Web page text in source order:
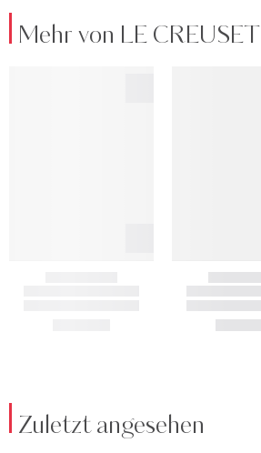
Mehr von LE CREUSET
Zuletzt angesehen